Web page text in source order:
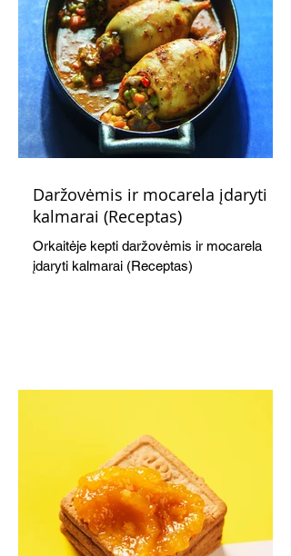
Daržovėmis ir mocarela įdaryti
kalmarai (Receptas)
Orkaitėje kepti daržovėmis ir mocarela
įdaryti kalmarai (Receptas)